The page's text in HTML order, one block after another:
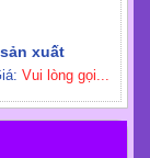
xuất
Vui lòng gọi...